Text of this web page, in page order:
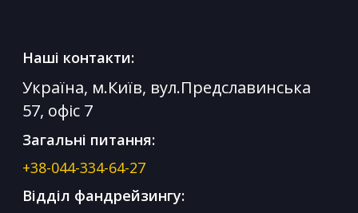
Наші контакти:
Україна, м.Київ, вул.Предславинська
57, офіс 7
Загальні питання:
+38-044-334-64-27
Відділ фандрейзингу: